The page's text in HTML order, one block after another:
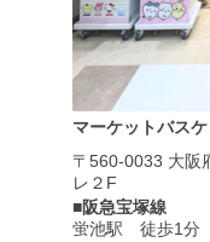
マーケットバスケ
〒560-0033 大阪
レ２F
■阪急宝塚線
蛍池駅 徒歩1分